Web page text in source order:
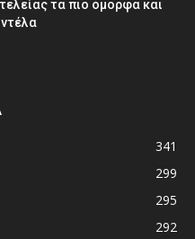
τα πιο όμορφα και
341
299
295
292